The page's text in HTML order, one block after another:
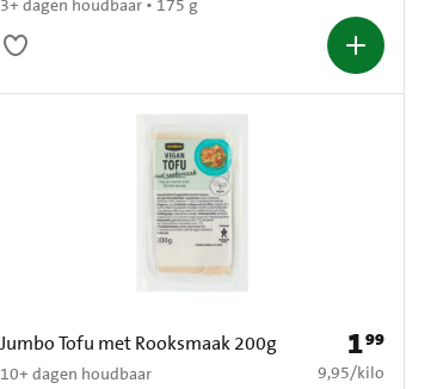
3+ dagen houdbaar • 175 g
Jumbo Tofu met Rooksmaak 200g
10+ dagen houdbaar
Prijs: € 1,99
199
€ 9,95 per kilo
9,95/kilo